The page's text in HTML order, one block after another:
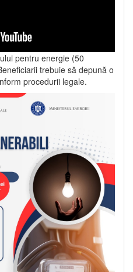
pentru energie (50
trebuie să depună o
procedurii legale.